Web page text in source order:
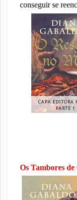
conseguir se
CAPA EDITORA
PARTE 1
Os Tambores